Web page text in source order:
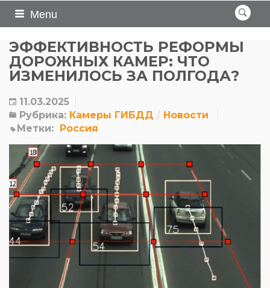
Menu
ЭФФЕКТИВНОСТЬ РЕФОРМЫ
ДОРОЖНЫХ КАМЕР: ЧТО
ИЗМЕНИЛОСЬ ЗА ПОЛГОДА?
11.03.2025
Рубрика: Камеры ГИБДД
Новости
Метки: Россия